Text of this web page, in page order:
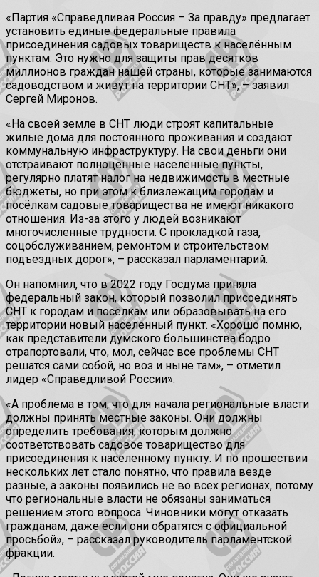
«Партия «Справедливая Россия – За правду» предлагает
установить единые федеральные правила
присоединения садовых товариществ к населённым
пунктам. Это нужно для защиты прав десятков
миллионов граждан нашей страны, которые занимаются
садоводством и живут на территории СНТ», – заявил
Сергей Миронов.
«На своей земле в СНТ люди строят капитальные
жилые дома для постоянного проживания и создают
коммунальную инфраструктуру. На свои деньги они
отстраивают полноценные населённые пункты,
регулярно платят налог на недвижимость в местные
бюджеты, но при этом к близлежащим городам и
посёлкам садовые товарищества не имеют никакого
отношения. Из-за этого у людей возникают
многочисленные трудности. С прокладкой газа,
соцобслуживанием, ремонтом и строительством
подъездных дорог», – рассказал парламентарий.
Он напомнил, что в 2022 году Госдума приняла
федеральный закон, который позволил присоединять
СНТ к городам и посёлкам или образовывать на его
территории новый населенный пункт. «Хорошо помню,
как представители думского большинства бодро
отрапортовали, что, мол, сейчас все проблемы СНТ
решатся сами собой, но воз и ныне там», – отметил
лидер «Справедливой России».
«А проблема в том, что для начала региональные власти
должны принять местные законы. Они должны
определить требования, которым должно
соответствовать садовое товарищество для
присоединения к населенному пункту. И по прошествии
нескольких лет стало понятно, что правила везде
разные, а законы появились не во всех регионах, потому
что региональные власти не обязаны заниматься
решением этого вопроса. Чиновники могут отказать
гражданам, даже если они обратятся с официальной
просьбой», – рассказал руководитель парламентской
фракции.